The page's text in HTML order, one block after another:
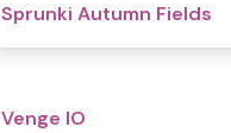
Sprunki Autumn Fields
Venge IO